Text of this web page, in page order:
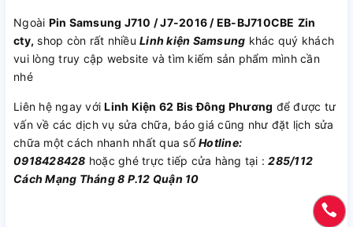
Ngoài Pin Samsung J710 / J7-2016 / EB-BJ710CBE Zin
cty, shop còn rất nhiều Linh kiện Samsung khác quý khách
vui lòng truy cập website và tìm kiếm sản phẩm mình cần
nhé
Liên hệ ngay vớiLinh Kiện 62 Bis Đông Phương để được tư
vấn về các dịch vụ sửa chữa, báo giá cũng như đặt lịch sửa
chữa một cách nhanh nhất qua sốHotline:
0918428428 hoặc ghé trực tiếp cửa hàng tại :285/112
Cách Mạng Tháng 8 P.12 Quận 10